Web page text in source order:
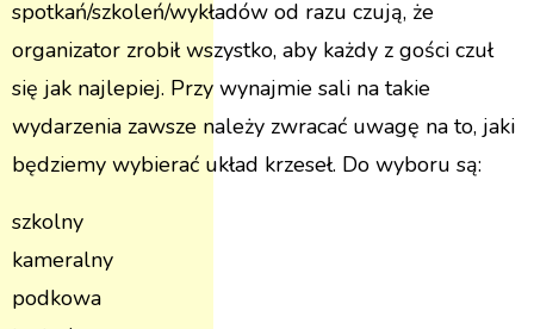
spotkań/szkoleń/wykładów od razu czują, że
organizator zrobił wszystko, aby każdy z gości czuł
się jak najlepiej. Przy wynajmie sali na takie
wydarzenia zawsze należy zwracać uwagę na to, jaki
będziemy wybierać układ krzeseł. Do wyboru są:
szkolny
kameralny
podkowa